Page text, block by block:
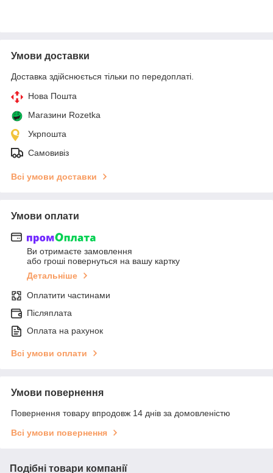
Умови доставки
Доставка здійснюється тільки по передоплаті.
Нова Пошта
Магазини Rozetka
Укрпошта
Самовивіз
Всі умови доставки
Умови оплати
Ви отримаєте замовлення
або гроші повернуться на вашу картку
Детальніше
Оплатити частинами
Післяплата
Оплата на рахунок
Всі умови оплати
Умови повернення
Повернення товару впродовж 14 днів за домовленістю
Всі умови повернення
Подібні товари компанії